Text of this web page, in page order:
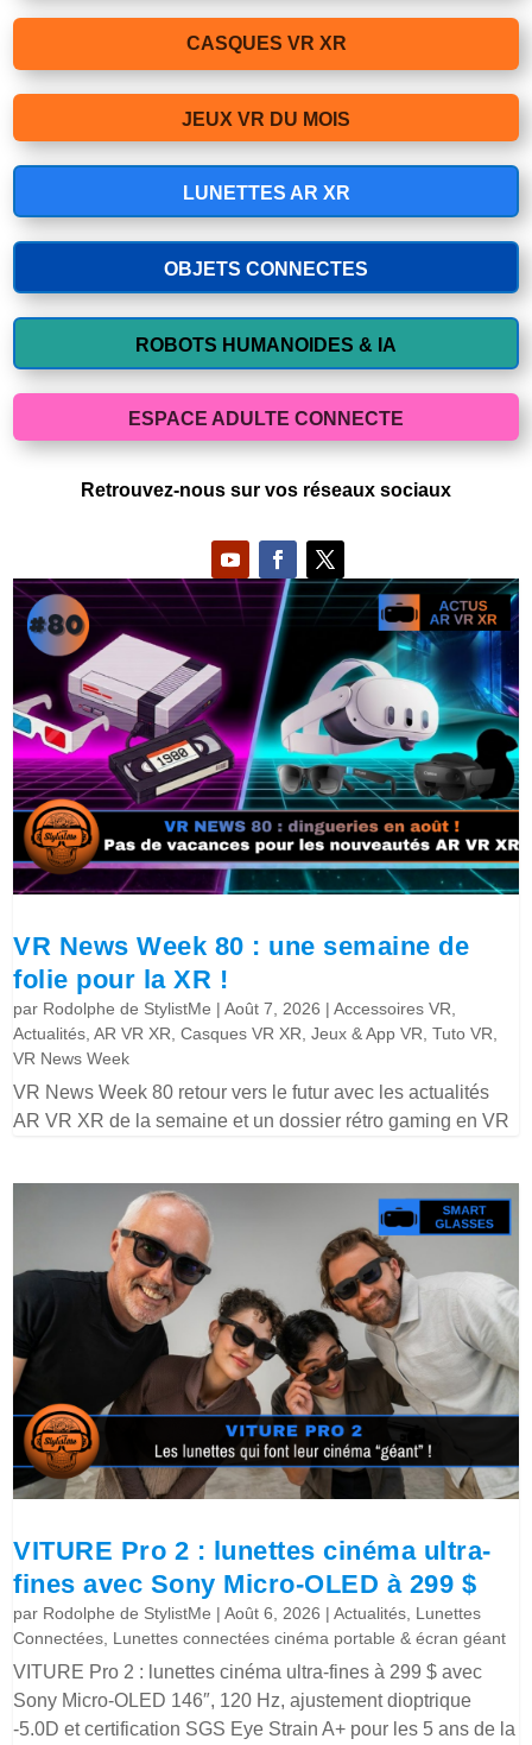
CASQUES VR XR
JEUX VR DU MOIS
LUNETTES AR XR
OBJETS CONNECTES
ROBOTS HUMANOIDES & IA
ESPACE ADULTE CONNECTE
Retrouvez-nous sur vos réseaux sociaux
VR News Week 80 : une semaine de
folie pour la XR !
par Rodolphe de StylistMe |Août 7, 2026 |Accessoires VR
Actualités ,AR VR XR ,Casques VR XR ,Jeux & App VR ,Tuto VR
VR News Week
VR News Week 80 retour vers le futur avec les actualités
AR VR XR de la semaine et un dossier rétro gaming en VR
VITURE Pro 2 : lunettes cinéma ultra-
fines avec Sony Micro-OLED à 299 $
par Rodolphe de StylistMe |Août 6, 2026 |Actualités Lunettes
Connectées Lunettes connectées cinéma portable & écran géant
VITURE Pro 2 : lunettes cinéma ultra-fines à 299 $ avec
Sony Micro-OLED 146″, 120 Hz, ajustement dioptrique
-5.0D et certification SGS Eye Strain A+ pour les 5 ans de la